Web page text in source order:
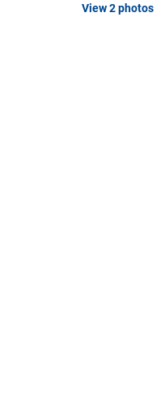
View2photos